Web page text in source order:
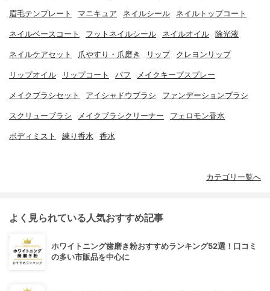
眉毛テンプレート マニキュア ネイルシール ネイルトップコート
ネイルベースコート フットネイルシール ネイルオイル 除光液
ネイルケアセット 爪やすり・爪磨き リップ クレヨンリップ
リップオイル リップコート パフ メイクキープスプレー
メイクブラシセット アイシャドウブラシ ファンデーションブラシ
スクリューブラシ メイクブラシクリーナー フェロモン香水
ボディミスト 練り香水 香水
カテゴリ一覧へ
よく見られている人気おすすめ記事
ホワイトニング歯磨き粉おすすめランキング52選！口コミ
の多い市販品を中心に